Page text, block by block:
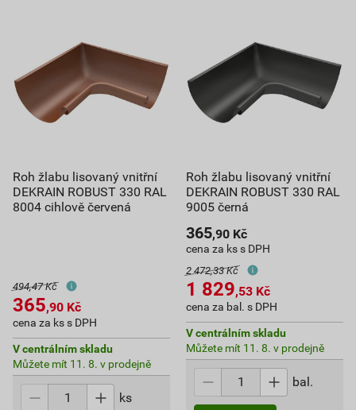
Roh žlabu lisovaný vnitřní
DEKRAIN ROBUST 330 RAL
8004 cihlově červená
494,47 Kč
365,90 Kč
cena za ks s DPH
V centrálním skladu
Můžete mít 11. 8. v prodejně
ks
Roh žlabu lisovaný vnitřní
DEKRAIN ROBUST 330 RAL
9005 černá
365,90 Kč
cena za ks s DPH
2 472,33 Kč
1 829,53 Kč
cena za bal. s DPH
V centrálním skladu
Můžete mít 11. 8. v prodejně
bal.